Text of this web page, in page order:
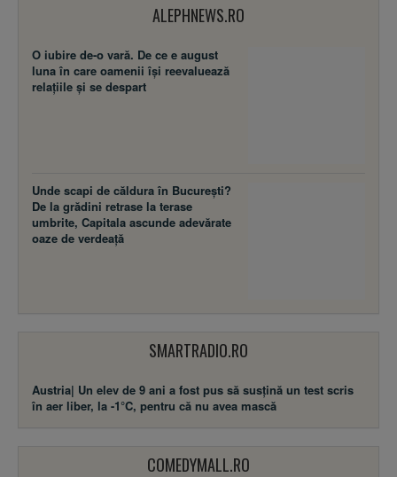
ALEPHNEWS.RO
O iubire de-o vară. De ce e august
luna în care oamenii își reevaluează
relațiile și se despart
Unde scapi de căldura în București?
De la grădini retrase la terase
umbrite, Capitala ascunde adevărate
oaze de verdeață
SMARTRADIO.RO
Austria| Un elev de 9 ani a fost pus să susţină un test scris
în aer liber, la -1°C, pentru că nu avea mască
COMEDYMALL.RO